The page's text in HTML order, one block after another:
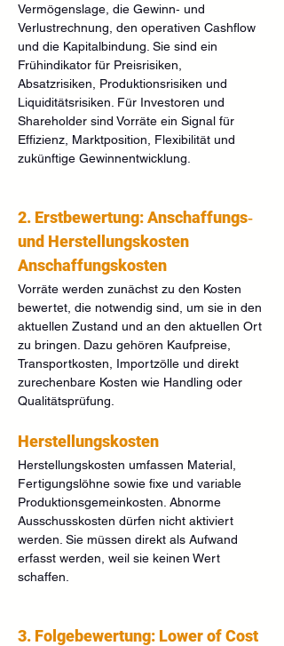
Vermögenslage, die Gewinn‑ und
Verlustrechnung, den operativen Cashflow
und die Kapitalbindung. Sie sind ein
Frühindikator für Preisrisiken,
Absatzrisiken, Produktionsrisiken und
Liquiditätsrisiken. Für Investoren und
Shareholder sind Vorräte ein Signal für
Effizienz, Marktposition, Flexibilität und
zukünftige Gewinnentwicklung.
2. Erstbewertung: Anschaffungs‑
und Herstellungskosten
Anschaffungskosten
Vorräte werden zunächst zu den Kosten
bewertet, die notwendig sind, um sie in den
aktuellen Zustand und an den aktuellen Ort
zu bringen. Dazu gehören Kaufpreise,
Transportkosten, Importzölle und direkt
zurechenbare Kosten wie Handling oder
Qualitätsprüfung.
Herstellungskosten
Herstellungskosten umfassen Material,
Fertigungslöhne sowie fixe und variable
Produktionsgemeinkosten. Abnorme
Ausschusskosten dürfen nicht aktiviert
werden. Sie müssen direkt als Aufwand
erfasst werden, weil sie keinen Wert
schaffen.
3. Folgebewertung: Lower of Cost